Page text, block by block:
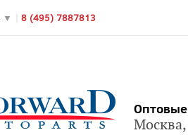
▼ 8 (495) 7887813
Москва,